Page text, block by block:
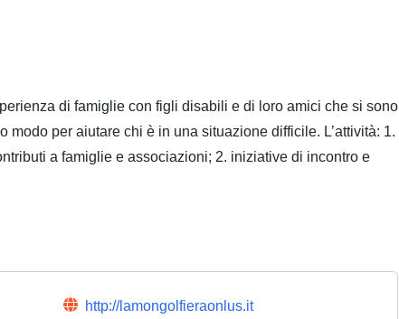
di famiglie con figli disabili e di loro amici che si sono
per aiutare chi è in una situazione difficile. L’attività: 1.
a famiglie e associazioni; 2. iniziative di incontro e
http://lamongolfieraonlus.it